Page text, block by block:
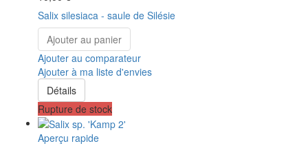
Salix silesiaca - saule de Silésie
Ajouter au panier
Ajouter au comparateur
Ajouter à ma liste d'envies
Détails
Rupture de stock
Aperçu rapide